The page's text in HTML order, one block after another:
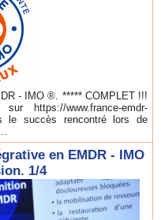
- IMO ®. ***** COMPLET !!!
https://www.france-emdr-
le succès rencontré lors de
en EMDR - IMO
1/4